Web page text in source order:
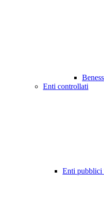
Enti controllati
Enti pubblici